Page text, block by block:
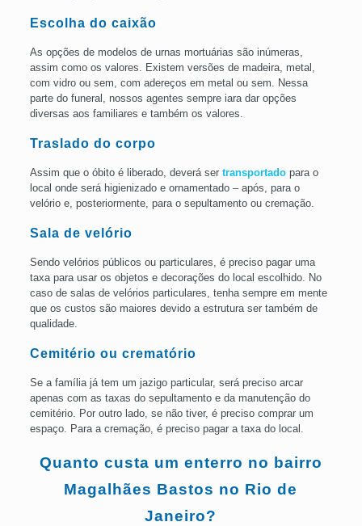
Escolha do caixão
As opções de modelos de urnas mortuárias são inúmeras,
assim como os valores. Existem versões de madeira, metal,
com vidro ou sem, com adereços em metal ou sem. Nessa
parte do funeral, nossos agentes sempre iara dar opções
diversas aos familiares e também os valores.
Traslado do corpo
Assim que o óbito é liberado, deverá ser transportadopara o
local onde será higienizado e ornamentado – após, para o
velório e, posteriormente, para o sepultamento ou cremação.
Sala de velório
Sendo velórios públicos ou particulares, é preciso pagar uma
taxa para usar os objetos e decorações do local escolhido. No
caso de salas de velórios particulares, tenha sempre em mente
que os custos são maiores devido a estrutura ser também de
qualidade.
Cemitério ou crematório
Se a família já tem um jazigo particular, será preciso arcar
apenas com as taxas do sepultamento e da manutenção do
cemitério. Por outro lado, se não tiver, é preciso comprar um
espaço. Para a cremação, é preciso pagar a taxa do local.
Quanto custa um enterro no bairro
Magalhães Bastos no Rio de
Janeiro?